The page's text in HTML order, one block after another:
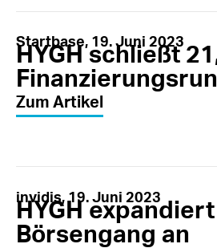
Startbase, 19. Juni 2023
HYGH schließt
Zum Artikel
invidis, 19. Juni 2023
HYGH
Börsengang an